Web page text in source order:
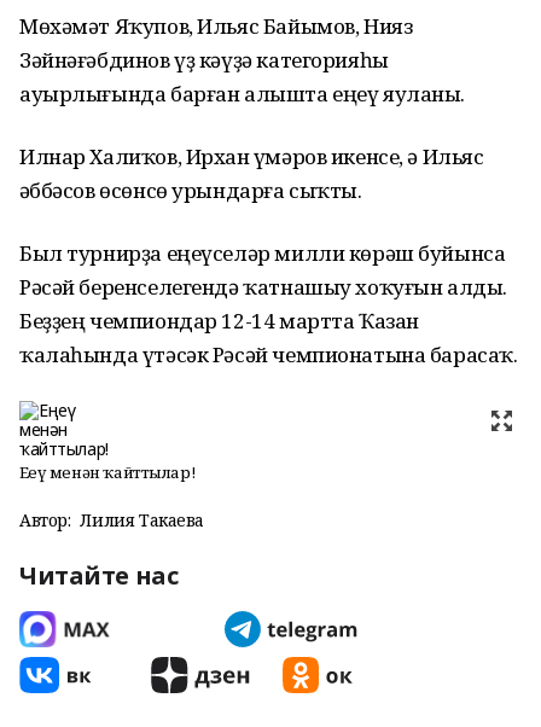
Мөхәмәт Яҡупов, Ильяс Байымов, Нияз
Зәйнәғәбдинов үҙ кәүҙә категорияһы
ауырлығында барған алышта еңеү яуланы.
Илнар Халиҡов, Ирхан Ғүмәров икенсе, ә Ильяс
Ғәббәсов өсөнсө урындарға сыҡты.
Был турнирҙа еңеүселәр милли көрәш буйынса
Рәсәй беренселегендә ҡатнашыу хоҡуғын алды.
Беҙҙең чемпиондар 12-14 мартта Ҡазан
ҡалаһында үтәсәк Рәсәй чемпионатына барасаҡ.
Еңеү менән ҡайттылар!
Автор: Лилия Такаева
Читайте нас